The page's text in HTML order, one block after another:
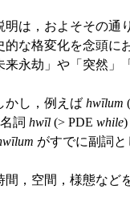
は，およそその通
な格変化を念頭に
永劫」や「突然」
かし，例えば hwīlum
詞 hwīl (> PDE while)
がすでに副詞
，空間，様態など